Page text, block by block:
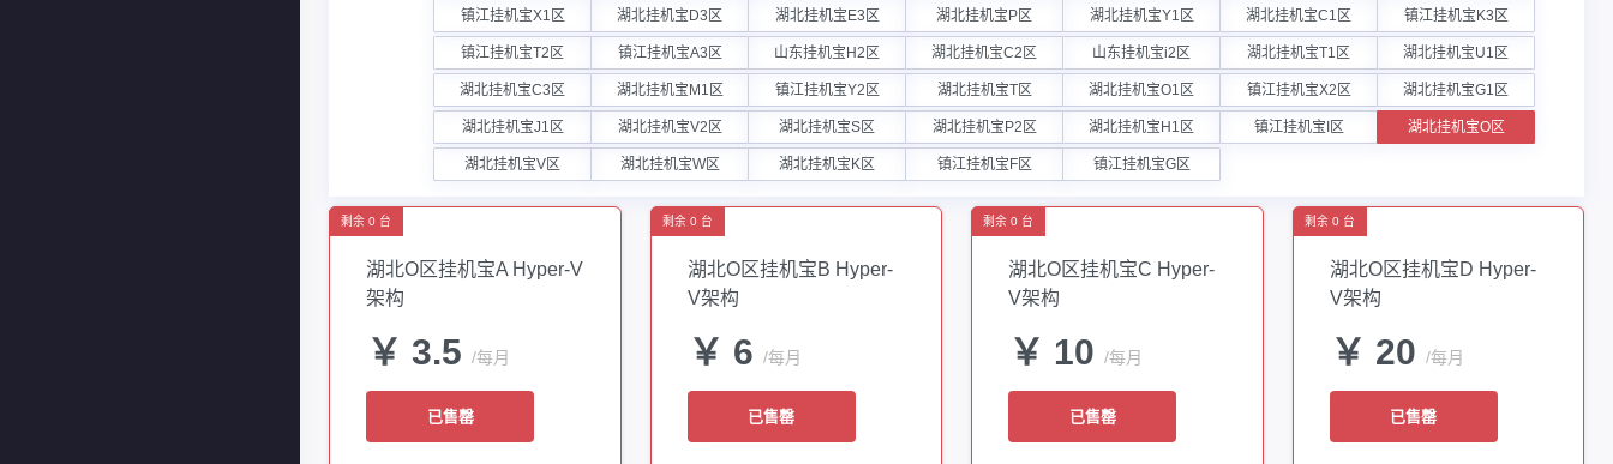
镇江挂机宝X1区 湖北挂机宝D3区 湖北挂机宝E3区 湖北挂机宝P区 湖北挂机宝Y1区 湖北挂机宝C1区 镇江挂机宝K3区
镇江挂机宝T2区 镇江挂机宝A3区 山东挂机宝H2区 湖北挂机宝C2区 山东挂机宝i2区 湖北挂机宝T1区 湖北挂机宝U1区
湖北挂机宝C3区 湖北挂机宝M1区 镇江挂机宝Y2区 湖北挂机宝T区 湖北挂机宝O1区 镇江挂机宝X2区 湖北挂机宝G1区
湖北挂机宝J1区 湖北挂机宝V2区 湖北挂机宝S区 湖北挂机宝P2区 湖北挂机宝H1区 镇江挂机宝I区 湖北挂机宝O区
湖北挂机宝V区 湖北挂机宝W区 湖北挂机宝K区 镇江挂机宝F区 镇江挂机宝G区
剩余 0 台
湖北O区挂机宝A Hyper-V
架构
￥ 3.5 /每月
已售罄
剩余 0 台
湖北O区挂机宝B Hyper-
V架构
￥ 6 /每月
已售罄
剩余 0 台
湖北O区挂机宝C Hyper-
V架构
￥ 10 /每月
已售罄
剩余 0 台
湖北O区挂机宝D Hyper-
V架构
￥ 20 /每月
已售罄